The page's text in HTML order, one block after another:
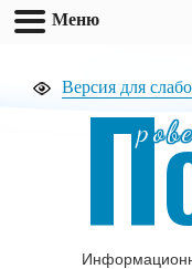
Версия для
П
Меню